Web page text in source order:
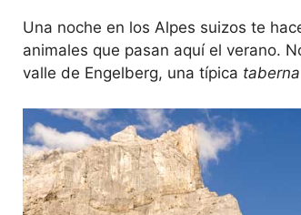
Una noche en los Alpes suizos te
animales que pasan aquí el verano.
valle de Engelberg, una típica